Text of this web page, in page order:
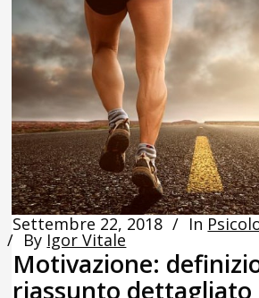
Settembre 22, 2018 In
By Igor Vitale
Motivazione:
riassunto dettagliato